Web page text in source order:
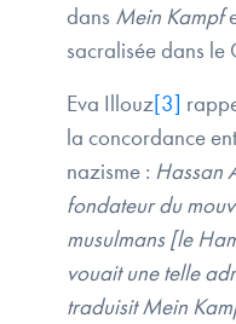
dans Mein Kampf
sacralisée dans le
Eva Illouz[3]
la concordance
nazisme : Hassan
fondateur du
musulmans [le
vouait une telle
traduisit Mein